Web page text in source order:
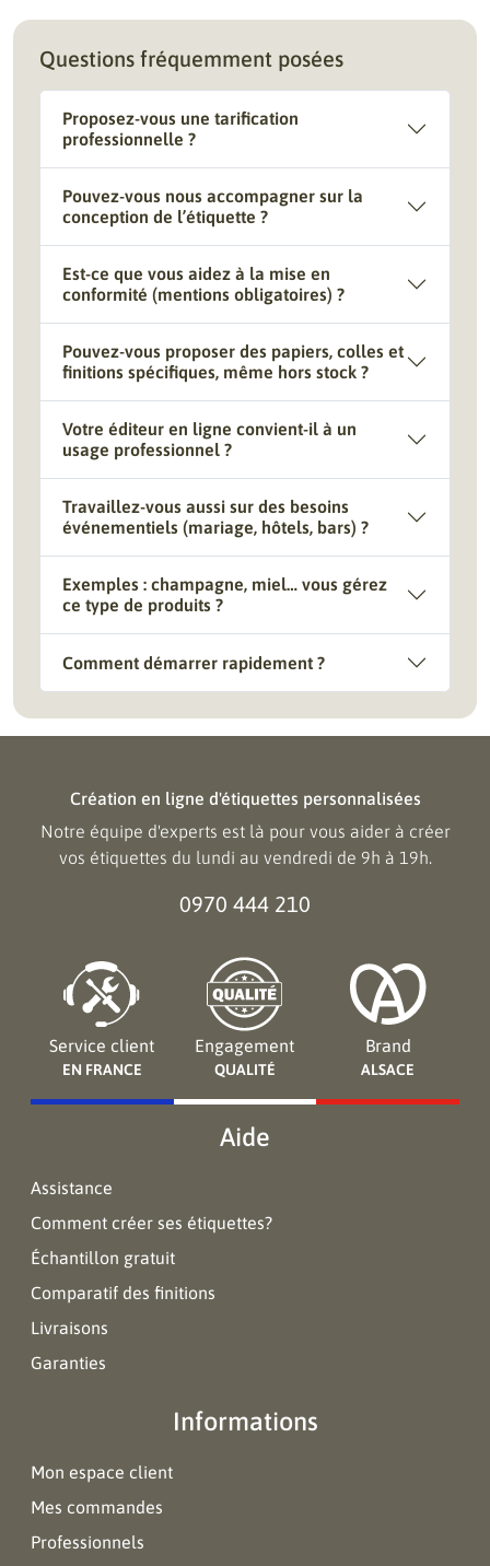
Questions fréquemment posées
Proposez-vous une tarification
professionnelle ?
Pouvez-vous nous accompagner sur la
conception de l’étiquette ?
Est-ce que vous aidez à la mise en
conformité (mentions obligatoires) ?
Pouvez-vous proposer des papiers, colles et
finitions spécifiques, même hors stock ?
Votre éditeur en ligne convient-il à un
usage professionnel ?
Travaillez-vous aussi sur des besoins
événementiels (mariage, hôtels, bars) ?
Exemples : champagne, miel… vous gérez
ce type de produits ?
Comment démarrer rapidement ?
Création en ligne d'étiquettes personnalisées
Notre équipe d'experts est là pour vous aider à créer
vos étiquettes du lundi au vendredi de 9h à 19h.
0970 444 210
Service client
EN FRANCE
Engagement
QUALITÉ
Brand
ALSACE
Aide
Assistance
Comment créer ses étiquettes?
Échantillon gratuit
Comparatif des finitions
Livraisons
Garanties
Informations
Mon espace client
Mes commandes
Professionnels